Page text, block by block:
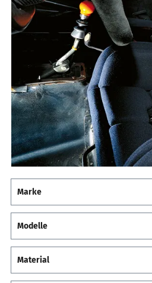
Marke
Modelle
Material